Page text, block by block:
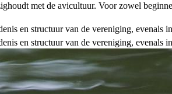
met de avicultuur. Voor zowel
en structuur van de vereniging, evenals
en structuur van de vereniging, evenals